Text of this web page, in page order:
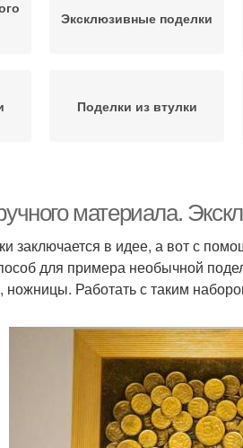
Эксклюзивные поделки
Поделки из втулки
материалов
Поделки для дачи
Зимние поделки
материала.
заключается в идее, а вот с
для примера необычной
ножницы. Работать с таким